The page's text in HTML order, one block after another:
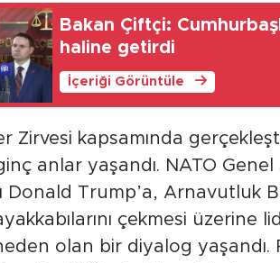
Bakan Çiftçi:
haline getirdi
İçeriği Görüntüle
Zirvesi kapsamında
anlar yaşandı. NATO
Donald Trump’a, Arnavutluk
çekmesi üzerine
olan bir diyalog yaşandı.